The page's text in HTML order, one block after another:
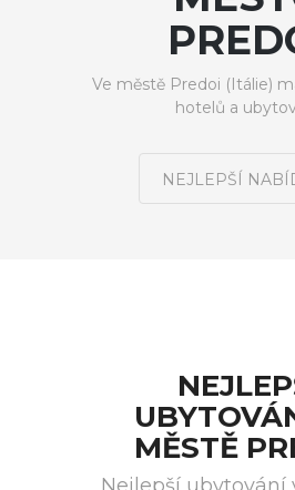
Ve městě Predoi (Itálie)
hotelů a
NEJLEPŠÍ
MĚSTĚ